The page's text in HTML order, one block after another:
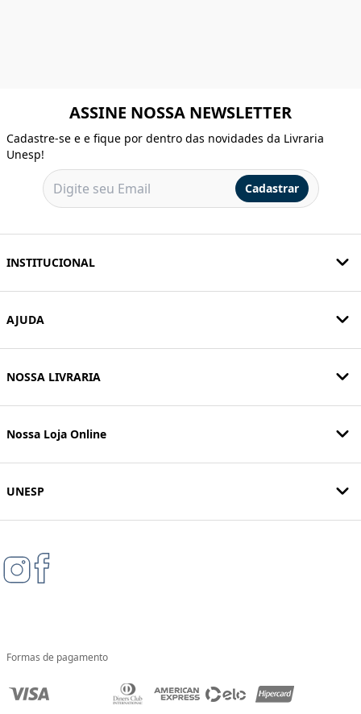
ASSINE NOSSA NEWSLETTER
Cadastre-se e e fique por dentro das novidades da Livraria
Unesp!
Cadastrar
INSTITUCIONAL
AJUDA
NOSSA LIVRARIA
Nossa Loja Online
UNESP
Formas de pagamento